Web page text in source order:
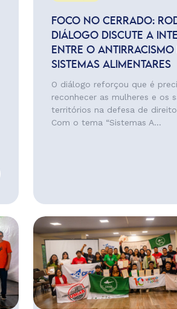
FOCO NO CERRADO:
DIÁLOGO DISCUTE A
ENTRE O ANTIRRACISMO
SISTEMAS ALIMENTARES
O diálogo reforçou que é
reconhecer as mulheres e os
territórios na defesa de
Com o tema “Sistemas A...